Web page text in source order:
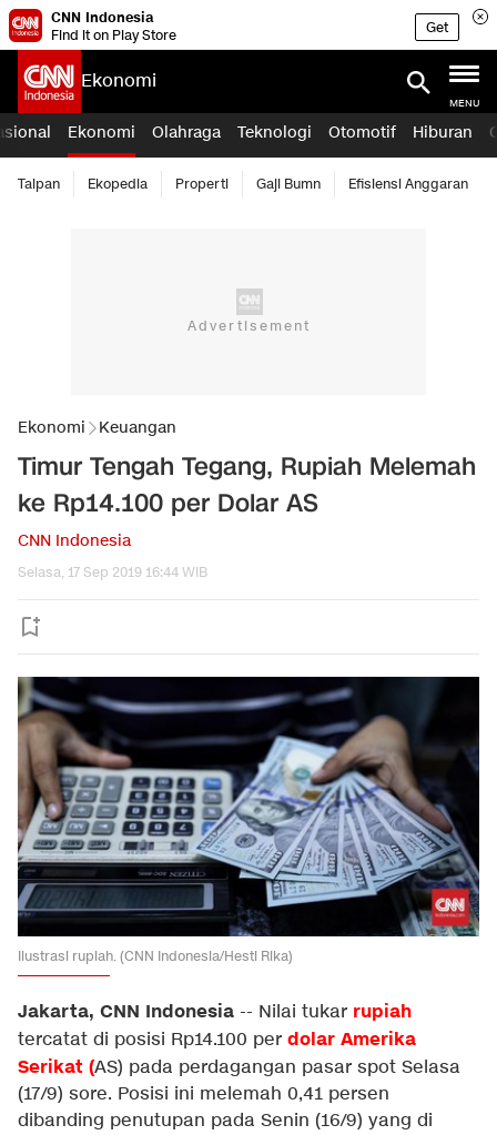
CNN Indonesia
Find it on Play Store
Get
Ekonomi
MENU
Ekonomi Olahraga Teknologi Otomotif Hiburan
Taipan Ekopedia Properti Gaji Bumn Efisiensi Anggaran
Ekonomi Keuangan
Timur Tengah Tegang, Rupiah Melemah
ke Rp14.100 per Dolar AS
CNN Indonesia
Selasa, 17 Sep 2019 16:44 WIB
Ilustrasi rupiah. (CNN Indonesia/Hesti Rika)
Jakarta, CNN Indonesia -- Nilai tukar rupiah
tercatat di posisi Rp14.100 per dolar Amerika
Serikat (AS) pada perdagangan pasar spot Selasa
(17/9) sore. Posisi ini melemah 0,41 persen
dibanding penutupan pada Senin (16/9) yang di